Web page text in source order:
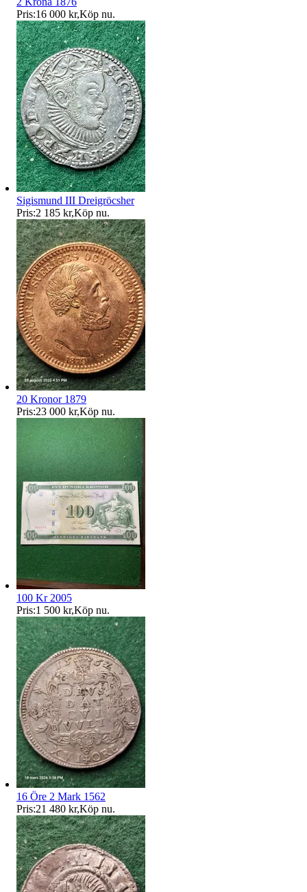
Pris:16 000 kr,Köp nu.
Sigismund III Dreigröcsher
Pris:2 185 kr,Köp nu.
20 Kronor 1879
Pris:23 000 kr,Köp nu.
100 Kr 2005
Pris:1 500 kr,Köp nu.
16 Öre 2 Mark 1562
Pris:21 480 kr,Köp nu.